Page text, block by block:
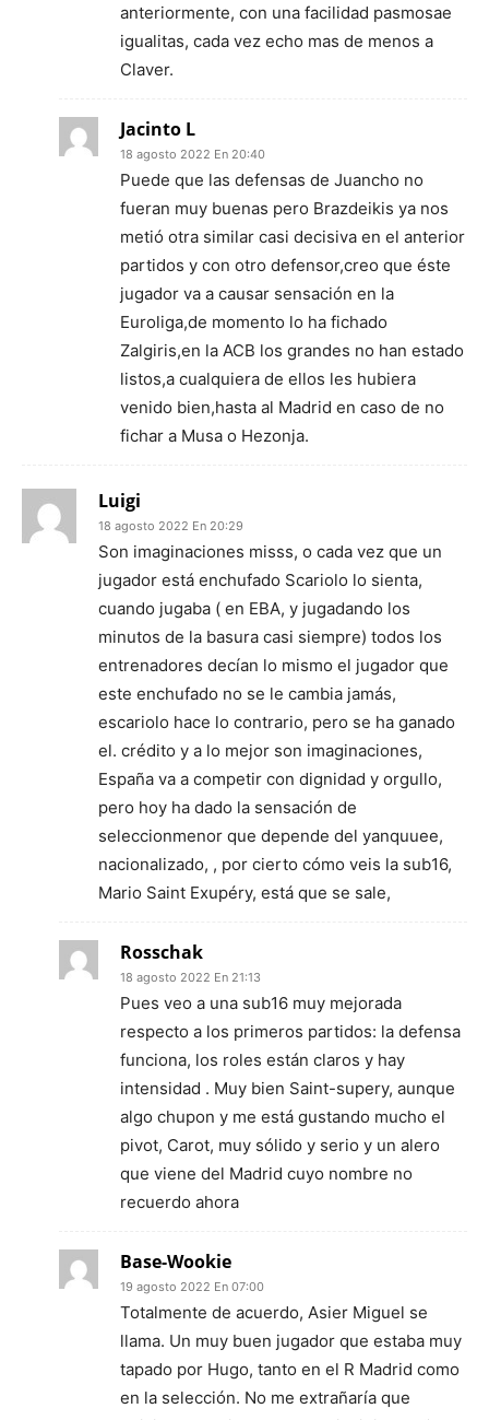
anteriormente, con una facilidad pasmosae
igualitas, cada vez echo mas de menos a
Claver.
Jacinto L
18 agosto 2022 En 20:40
Puede que las defensas de Juancho no
fueran muy buenas pero Brazdeikis ya nos
metió otra similar casi decisiva en el anterior
partidos y con otro defensor,creo que éste
jugador va a causar sensación en la
Euroliga,de momento lo ha fichado
Zalgiris,en la ACB los grandes no han estado
listos,a cualquiera de ellos les hubiera
venido bien,hasta al Madrid en caso de no
fichar a Musa o Hezonja.
Luigi
18 agosto 2022 En 20:29
Son imaginaciones misss, o cada vez que un
jugador está enchufado Scariolo lo sienta,
cuando jugaba ( en EBA, y jugadando los
minutos de la basura casi siempre) todos los
entrenadores decían lo mismo el jugador que
este enchufado no se le cambia jamás,
escariolo hace lo contrario, pero se ha ganado
el. crédito y a lo mejor son imaginaciones,
España va a competir con dignidad y orgullo,
pero hoy ha dado la sensación de
seleccionmenor que depende del yanquuee,
nacionalizado, , por cierto cómo veis la sub16,
Mario Saint Exupéry, está que se sale,
Rosschak
18 agosto 2022 En 21:13
Pues veo a una sub16 muy mejorada
respecto a los primeros partidos: la defensa
funciona, los roles están claros y hay
intensidad . Muy bien Saint-supery, aunque
algo chupon y me está gustando mucho el
pivot, Carot, muy sólido y serio y un alero
que viene del Madrid cuyo nombre no
recuerdo ahora
Base-Wookie
19 agosto 2022 En 07:00
Totalmente de acuerdo, Asier Miguel se
llama. Un muy buen jugador que estaba muy
tapado por Hugo, tanto en el R Madrid como
en la selección. No me extrañaría que